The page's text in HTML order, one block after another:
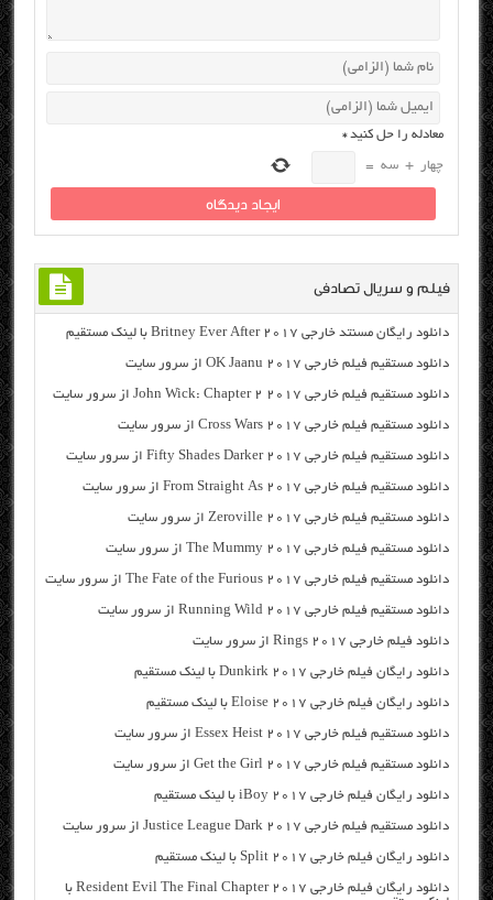
معادله را حل کنید*
چهار + سه =
فیلم و سریال تصادفی
دانلود رایگان مسنتد خارجی Britney Ever After 2017 با لینک مستقیم
دانلود مستقیم فیلم خارجی OK Jaanu 2017 از سرور سایت
دانلود مستقیم فیلم خارجی John Wick: Chapter 2 2017 از سرور سایت
دانلود مستقیم فیلم خارجی Cross Wars 2017 از سرور سایت
دانلود مستقیم فیلم خارجی Fifty Shades Darker 2017 از سرور سایت
دانلود مستقیم فیلم خارجی From Straight As 2017 از سرور سایت
دانلود مستقیم فیلم خارجی Zeroville 2017 از سرور سایت
دانلود مستقیم فیلم خارجی The Mummy 2017 از سرور سایت
دانلود مستقیم فیلم خارجی The Fate of the Furious 2017 از سرور سایت
دانلود مستقیم فیلم خارجی Running Wild 2017 از سرور سایت
دانلود فیلم خارجی Rings 2017 از سرور سایت
دانلود رایگان فیلم خارجی Dunkirk 2017 با لینک مستقیم
دانلود رایگان فیلم خارجی Eloise 2017 با لینک مستقیم
دانلود مستقیم فیلم خارجی Essex Heist 2017 از سرور سایت
دانلود مستقیم فیلم خارجی Get the Girl 2017 از سرور سایت
دانلود رایگان فیلم خارجی iBoy 2017 با لینک مستقیم
دانلود مستقیم فیلم خارجی Justice League Dark 2017 از سرور سایت
دانلود رایگان فیلم خارجی Split 2017 با لینک مستقیم
دانلود رایگان فیلم خارجی Resident Evil The Final Chapter 2017 با